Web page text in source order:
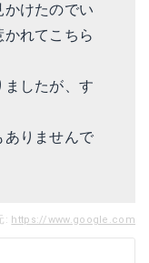
けたのでい
れてこちら
したが、す
ありませんで
: https://www.google.com